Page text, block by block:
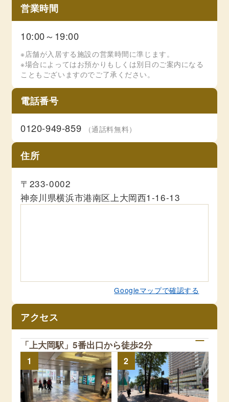
営業時間
10:00～19:00
※店舗が入居する施設の営業時間に準じます。
※場合によってはお預かりもしくは別日のご案内になる
こともございますのでご了承ください。
電話番号
0120-949-859 （通話料無料）
住所
〒233-0002
神奈川県横浜市港南区上大岡西1-16-13
Googleマップで確認する
アクセス
「上大岡駅」5番出口から徒歩2分
1 2